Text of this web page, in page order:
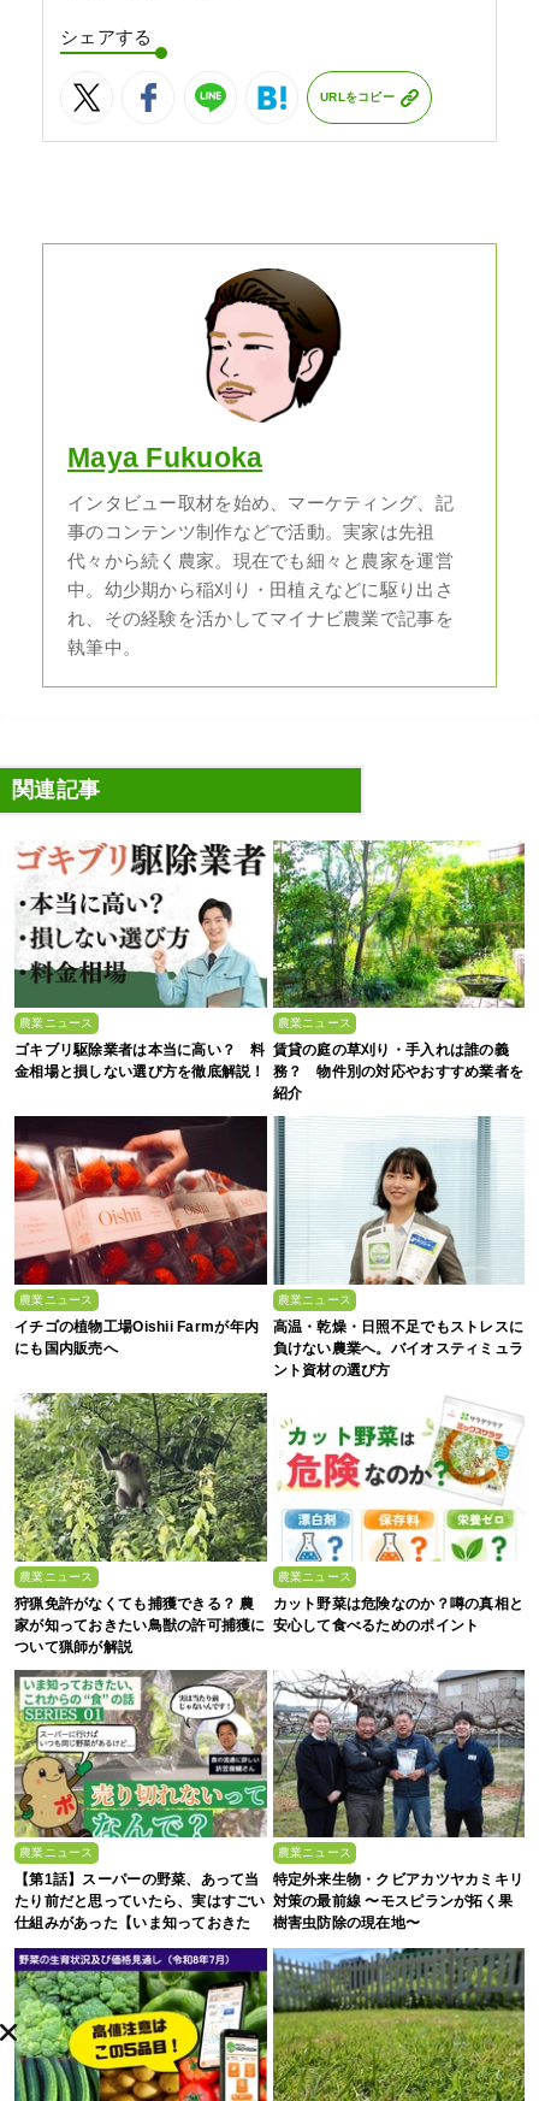
シェアする
URLをコピー
Maya Fukuoka
インタビュー取材を始め、マーケティング、記
事のコンテンツ制作などで活動。実家は先祖
代々から続く農家。現在でも細々と農家を運営
中。幼少期から稲刈り・田植えなどに駆り出さ
れ、その経験を活かしてマイナビ農業で記事を
執筆中。
関連記事
農業ニュース
ゴキブリ駆除業者は本当に高い？ 料
金相場と損しない選び方を徹底解説！
農業ニュース
賃貸の庭の草刈り・手入れは誰の義
務？ 物件別の対応やおすすめ業者を
紹介
農業ニュース
イチゴの植物工場Oishii Farmが年内
にも国内販売へ
農業ニュース
高温・乾燥・日照不足でもストレスに
負けない農業へ。バイオスティミュラ
ント資材の選び方
農業ニュース
狩猟免許がなくても捕獲できる？ 農
家が知っておきたい鳥獣の許可捕獲に
ついて猟師が解説
農業ニュース
カット野菜は危険なのか？噂の真相と
安心して食べるためのポイント
農業ニュース
【第1話】スーパーの野菜、あって当
たり前だと思っていたら、実はすごい
仕組みがあった【いま知っておきた
い、これからの”食”の話】
農業ニュース
特定外来生物・クビアカツヤカミキリ
対策の最前線 〜モスピランが拓く果
樹害虫防除の現在地〜